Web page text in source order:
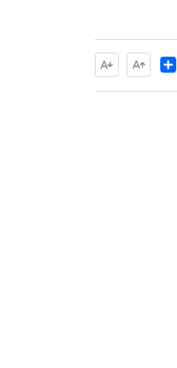
Share